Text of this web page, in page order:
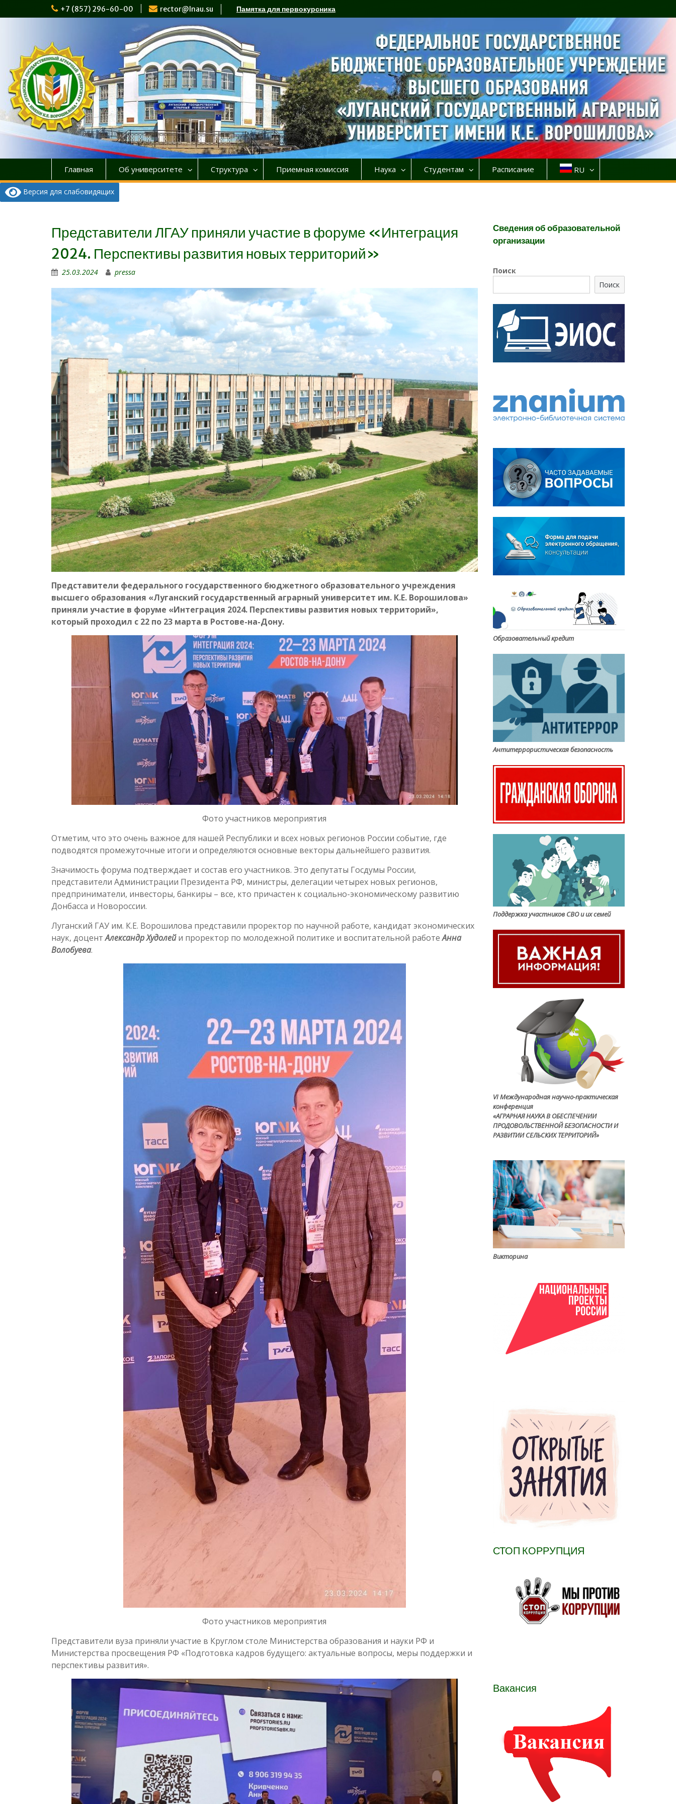
к
+7 (857) 296-60-00 rector@lnau.su Памятка для первокурсника
Главная Об университете Структура Приемная комиссия Наука Студентам Расписание RU
Версия для слабовидящих
Представители ЛГАУ приняли участие в форуме «Интеграция
2024. Перспективы развития новых территорий»
25.03.2024 pressa
Представители федерального государственного бюджетного образовательного учреждения
высшего образования «Луганский государственный аграрный университет им. К.Е. Ворошилова»
приняли участие в форуме «Интеграция 2024. Перспективы развития новых территорий»,
который проходил с 22 по 23 марта в Ростове-на-Дону.
Фото участников мероприятия
Отметим, что это очень важное для нашей Республики и всех новых регионов России событие, где
подводятся промежуточные итоги и определяются основные векторы дальнейшего развития.
Значимость форума подтверждает и состав его участников. Это депутаты Госдумы России,
представители Администрации Президента РФ, министры, делегации четырех новых регионов,
предприниматели, инвесторы, банкиры – все, кто причастен к социально-экономическому развитию
Донбасса и Новороссии.
Луганский ГАУ им. К.Е. Ворошилова представили проректор по научной работе, кандидат экономических
наук, доцентАлександр Худолейи проректор по молодежной политике и воспитательной работеАнна
Волобуева.
Фото участников мероприятия
Представители вуза приняли участие в Круглом столе Министерства образования и науки РФ и
Министерства просвещения РФ «Подготовка кадров будущего: актуальные вопросы, меры поддержки и
перспективы развития».
Сведения об образовательной
организации
Поиск
Поиск
Образовательный кредит
Антитеррористическая безопасность
Поддержка участников СВО и их семей
VI Международная научно-практическая
конференция
«АГРАРНАЯ НАУКА В ОБЕСПЕЧЕНИИ
ПРОДОВОЛЬСТВЕННОЙ БЕЗОПАСНОСТИ И
РАЗВИТИИ СЕЛЬСКИХ ТЕРРИТОРИЙ»
Викторина
СТОП КОРРУПЦИЯ
Вакансия